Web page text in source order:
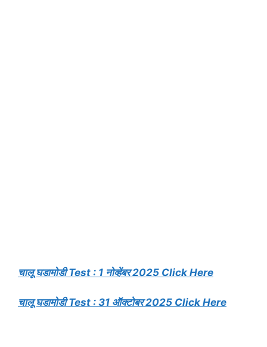
चालू घडामोडी Test : 1 नोव्हेंबर 2025 Click Here
चालू घडामोडी Test : 31 ऑक्टोबर 2025 Click Here